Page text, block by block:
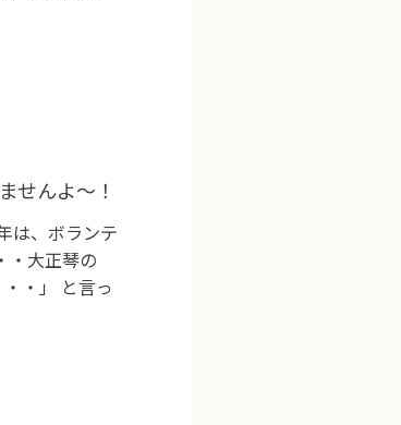
せんよ～！
は、ボランテ
・大正琴の
・」 と言っ